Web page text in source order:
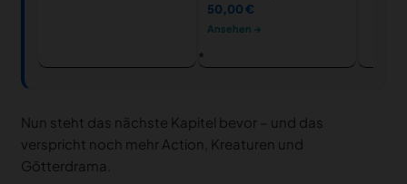
50,00 €
Ansehen →
Nun steht das nächste Kapitel bevor – und das
verspricht noch mehr Action, Kreaturen und
Götterdrama.